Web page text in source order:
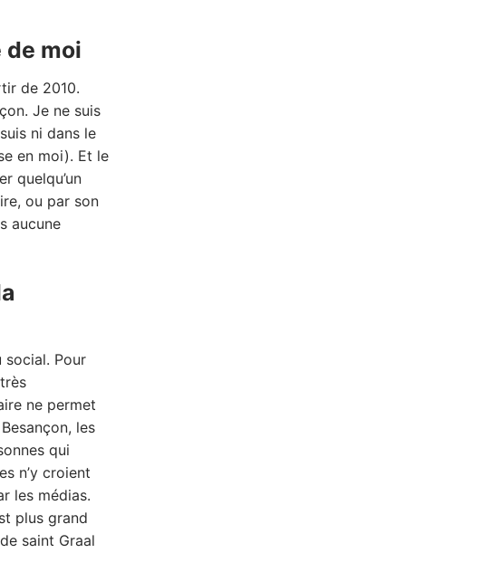
de moi
de 2010.
Je ne suis
ni dans le
en moi). Et le
quelqu’un
ou par son
aucune
social. Pour
ne permet
les
qui
n’y croient
les médias.
plus grand
saint Graal